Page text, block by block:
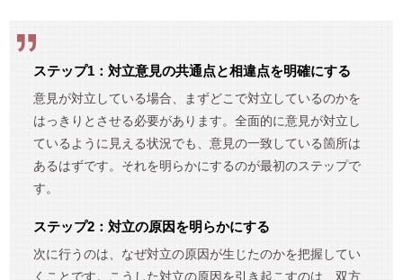
ステップ1：対立意見の共通点と相違点を明確にする
意見が対立している場合、まずどこで対立しているのかを
はっきりとさせる必要があります。全面的に意見が対立し
ているように見える状況でも、意見の一致している箇所は
あるはずです。それを明らかにするのが最初のステップで
す。
ステップ2：対立の原因を明らかにする
次に行うのは、なぜ対立の原因が生じたのかを把握してい
くことです。こうした対立の原因を引き起こすのは、双方